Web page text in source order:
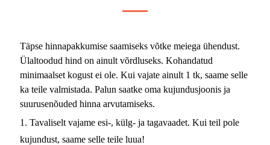
Täpse hinnapakkumise saamiseks võtke meiega ühendust.
Ülaltoodud hind on ainult võrdluseks. Kohandatud
minimaalset kogust ei ole. Kui vajate ainult 1 tk, saame selle
ka teile valmistada. Palun saatke oma kujundusjoonis ja
suurusenõuded hinna arvutamiseks.
1. Tavaliselt vajame esi-, külg- ja tagavaadet. Kui teil pole
kujundust, saame selle teile luua!